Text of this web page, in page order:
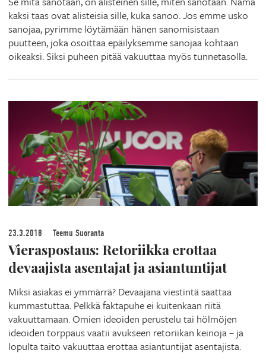
kaksi taas ovat alisteisia sille, kuka sanoo. Jos emme usko
sanojaa, pyrimme löytämään hänen sanomisistaan
puutteen, joka osoittaa epäilyksemme sanojaa kohtaan
oikeaksi. Siksi puheen pitää vakuuttaa myös tunnetasolla.
23.3.2018 Teemu Suoranta
Vieraspostaus: Retoriikka erottaa
devaajista asentajat ja asiantuntijat
Miksi asiakas ei ymmärrä? Devaajana viestintä saattaa
kummastuttaa. Pelkkä faktapuhe ei kuitenkaan riitä
vakuuttamaan. Omien ideoiden perustelu tai hölmöjen
ideoiden torppaus vaatii avukseen retoriikan keinoja – ja
lopulta taito vakuuttaa erottaa asiantuntijat asentajista.